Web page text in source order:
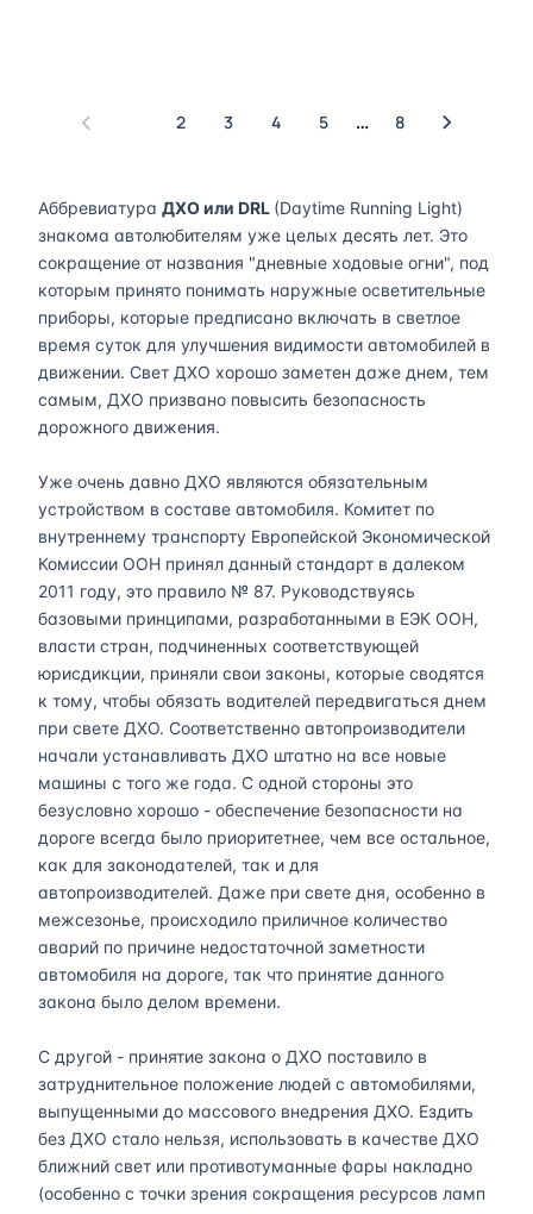
2 3 4 5 … 8
Аббревиатура ДХО или DRL (Daytime Running Light)
знакома автолюбителям уже целых десять лет. Это
сокращение от названия "дневные ходовые огни", под
которым принято понимать наружные осветительные
приборы, которые предписано включать в светлое
время суток для улучшения видимости автомобилей в
движении. Свет ДХО хорошо заметен даже днем, тем
самым, ДХО призвано повысить безопасность
дорожного движения.
Уже очень давно ДХО являются обязательным
устройством в составе автомобиля. Комитет по
внутреннему транспорту Европейской Экономической
Комиссии ООН принял данный стандарт в далеком
2011 году, это правило № 87. Руководствуясь
базовыми принципами, разработанными в ЕЭК ООН,
власти стран, подчиненных соответствующей
юрисдикции, приняли свои законы, которые сводятся
к тому, чтобы обязать водителей передвигаться днем
при свете ДХО. Соответственно автопроизводители
начали устанавливать ДХО штатно на все новые
машины с того же года. С одной стороны это
безусловно хорошо - обеспечение безопасности на
дороге всегда было приоритетнее, чем все остальное,
как для законодателей, так и для
автопроизводителей. Даже при свете дня, особенно в
межсезонье, происходило приличное количество
аварий по причине недостаточной заметности
автомобиля на дороге, так что принятие данного
закона было делом времени.
С другой - принятие закона о ДХО поставило в
затруднительное положение людей с автомобилями,
выпущенными до массового внедрения ДХО. Ездить
без ДХО стало нельзя, использовать в качестве ДХО
ближний свет или противотуманные фары накладно
(особенно с точки зрения сокращения ресурсов ламп